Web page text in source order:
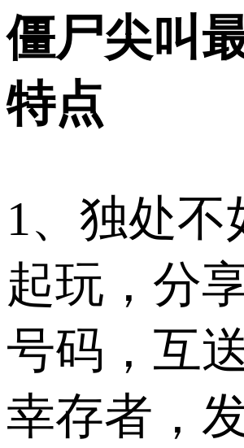
僵尸尖叫
特点
1、独处不
起玩，分
号码，互
幸存者，